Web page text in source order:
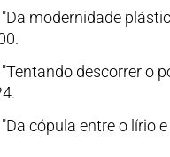
"Da modernidade
"Tentando descorrer o
"Da cópula entre o lírio